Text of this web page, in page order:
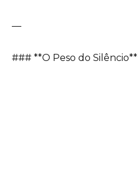
—
### **O Peso do Silêncio**